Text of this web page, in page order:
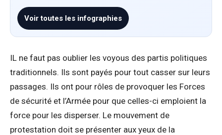
Voir toutes les infographies
IL ne faut pas oublier les voyous des partis politiques
traditionnels. Ils sont payés pour tout casser sur leurs
passages. Ils ont pour rôles de provoquer les Forces
de sécurité et l’Armée pour que celles-ci emploient la
force pour les disperser. Le mouvement de
protestation doit se présenter aux yeux de la